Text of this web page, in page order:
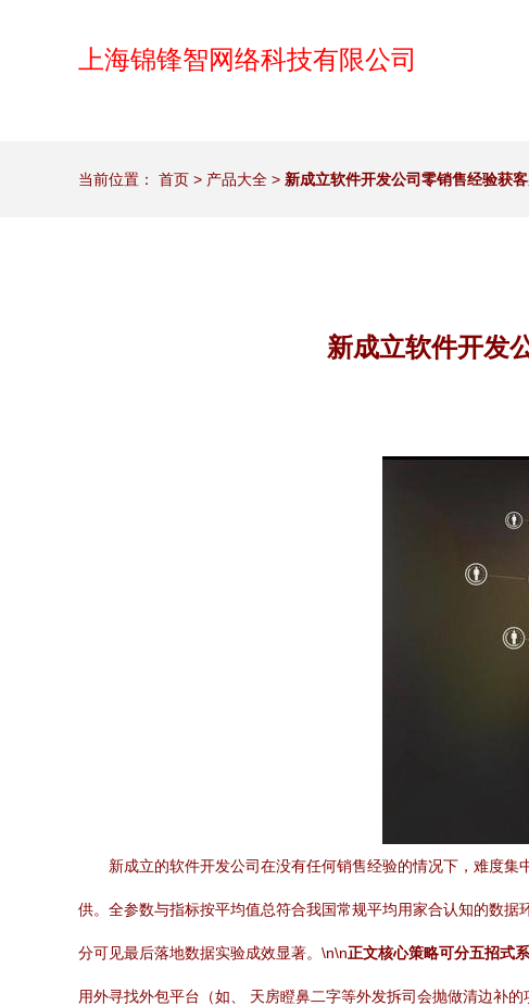
上海锦锋智网络科技有限公司
当前位置： 首页 > 产品大全 > 新成立软件开发公司零销售经验获
新成立软件开发
新成立的软件开发公司在没有任何销售经验的情况下，难度
供。全参数与指标按平均值总符合我国常规平均用家合认知的数
分可见最后落地数据实验成效显著。\n\n正文核心策略可分五招式
用外寻找外包平台（如、 天房瞪鼻二字等外发拆司会抛做清边补